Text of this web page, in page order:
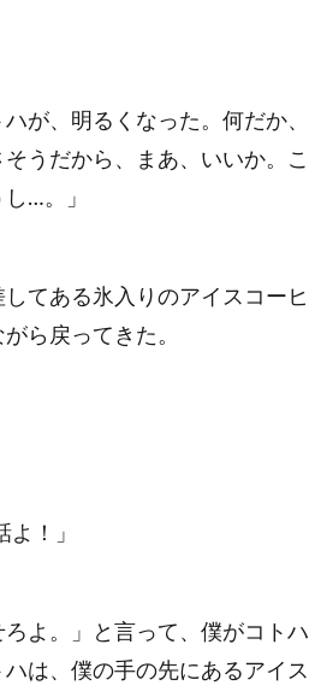
が、明るくなった。何だか、
うだから、まあ、いいか。こ
…。」
てある氷入りのアイスコーヒ
ら戻ってきた。
！」
よ。」と言って、僕がコトハ
は、僕の手の先にあるアイス